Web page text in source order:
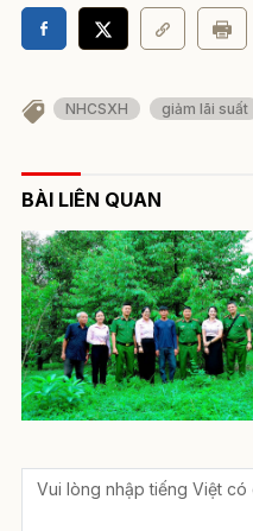
NHCSXH giảm lãi suất
BÀI LIÊN QUAN